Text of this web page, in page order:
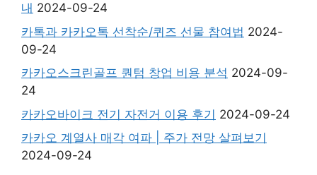
내 2024-09-24
카톡과 카카오톡 선착순/퀴즈 선물 참여법 2024-
09-24
카카오스크린골프 퀀텀 창업 비용 분석 2024-09-
24
카카오바이크 전기 자전거 이용 후기 2024-09-24
카카오 계열사 매각 여파 | 주가 전망 살펴보기
2024-09-24